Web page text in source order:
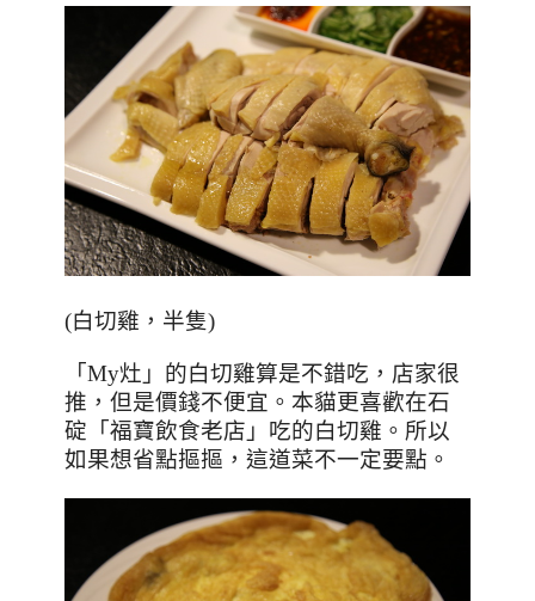
(白切雞，半隻)
「 My灶」的白切雞算是不錯吃，店家很
推，但是價錢不便宜。本貓更喜歡在石
碇「福寶飲食老店」吃的白切雞。所以
如果想省點摳摳，這道菜不一定要點。